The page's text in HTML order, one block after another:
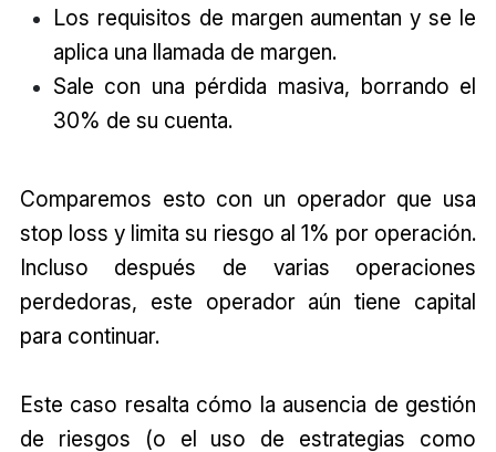
Los requisitos de margen aumentan y se le
aplica una llamada de margen.
Sale con una pérdida masiva, borrando el
30% de su cuenta.
Comparemos esto con un operador que usa
stop loss y limita su riesgo al 1% por operación.
Incluso después de varias operaciones
perdedoras, este operador aún tiene capital
para continuar.
Este caso resalta cómo la ausencia de gestión
de riesgos (o el uso de estrategias como